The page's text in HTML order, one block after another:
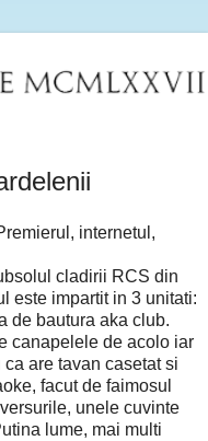
internetul,
cladirii RCS din
este impartit in 3 unitati:
de bautura aka club.
canapelele de acolo iar
are tavan casetat si
facut de faimosul
unele cuvinte
lume, mai multi